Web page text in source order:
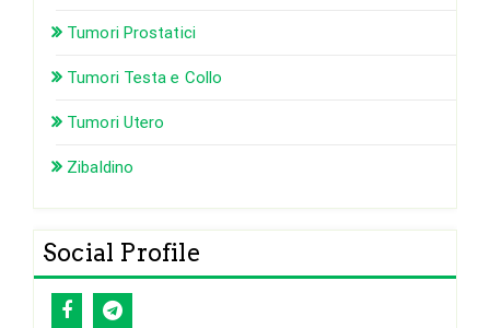
Tumori Prostatici
Tumori Testa e Collo
Tumori Utero
Zibaldino
Social Profile